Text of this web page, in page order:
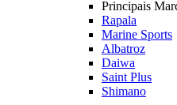
Principais
Rapala
Marine Sports
Albatroz
Daiwa
Saint Plus
Shimano